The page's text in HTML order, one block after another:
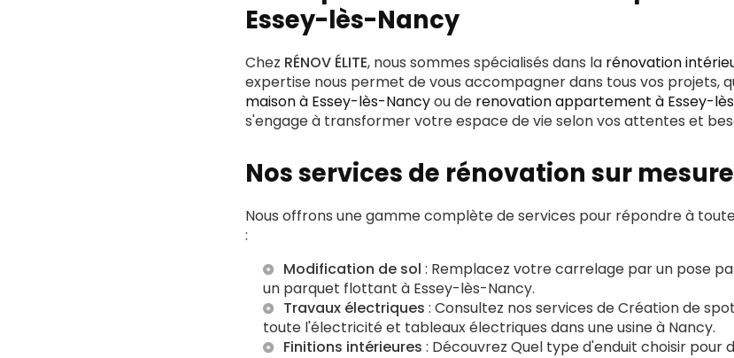
Essey-lès-Nancy
Chez RÉNOV ÉLITE, nous sommes spécialisés dans la rénovation
expertise nous permet de vous accompagner dans tous vos projets,
maison à Essey-lès-Nancyou de renovation appartement à Essey-
s'engage à transformer votre espace de vie selon vos attentes et
Nos services de rénovation sur mesure
Nous offrons une gamme complète de services pour répondre à
:
Modification de sol : Remplacez votre carrelage par un pose
un parquet flottant à Essey-lès-Nancy.
Travaux électriques : Consultez nos services deCréation de
toute l'électricité et tableaux électriques dans une usine à Nancy.
Finitions intérieures : Découvrez Quel type d'enduit choisir pour